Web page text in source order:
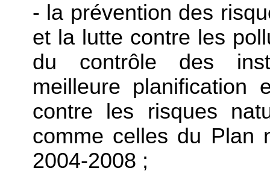
- la prévention des
et la lutte contre les
du contrôle des
meilleure planification
contre les risques
comme celles du Plan
2004-2008 ;